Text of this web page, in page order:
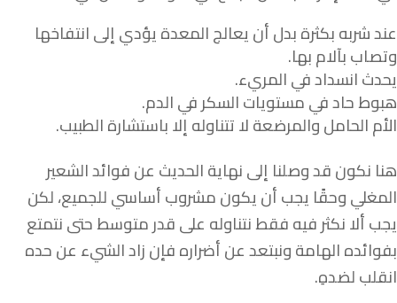
عند شربه بكثرة بدل أن يعالج المعدة يؤدي إلى انتفاخها
وتصاب بآلام بها.
يحدث انسداد في المريء.
هبوط حاد في مستويات السكر في الدم.
الأم الحامل والمرضعة لا تتناوله إلا باستشارة الطبيب.
هنا نكون قد وصلنا إلى نهاية الحديث عن فوائد الشعير
المغلي ‏وحقًا يجب أن يكون مشروب أساسي للجميع، لكن
يجب ألا نكثر فيه فقط نتناوله على قدر متوسط حتى نتمتع
بفوائده الهامة ونبتعد عن أضراره فإن زاد الشيء عن حده
انقلب لضدهِ.